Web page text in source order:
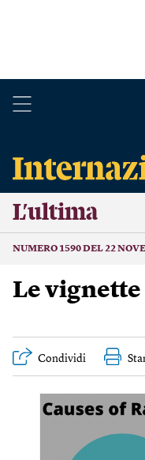
L’ultima
NUMERO 1590 DEL 22
Le vignette
Condividi